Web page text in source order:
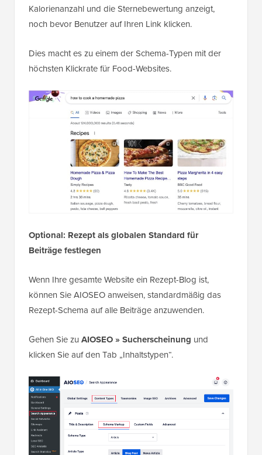
Kalorienanzahl und die Sternebewertung anzeigt,
noch bevor Benutzer auf Ihren Link klicken.
Dies macht es zu einem der Schema-Typen mit der
höchsten Klickrate für Food-Websites.
Optional: Rezept als globalen Standard für
Beiträge festlegen
Wenn Ihre gesamte Website ein Rezept-Blog ist,
können Sie AIOSEO anweisen, standardmäßig das
Rezept-Schema auf alle Beiträge anzuwenden.
Gehen Sie zu AIOSEO » Sucherscheinung und
klicken Sie auf den Tab „Inhaltstypen“.